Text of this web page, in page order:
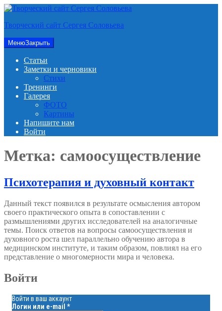
Перейти
содержимому
Творческий сайт Сергея Соловьева
МенюЗакрыть
Статьи
Заметки и черновики
Стихи
Тренинги
Галерея
ФОТО
Картины
Напишите нам
Войти
Метка: самоосуществление
Психотерапия и духовный контакт
Данный текст появился в результате осмысления автором
своего практического опыта в сопоставлении с
размышлениями других исследователей на аналогичные
темы. Поиск ответов на вопросы самоосуществления и
духовного роста шел параллельно обучению автора в
медицинском институте, и таким образом, повлиял на его
представление о многомерности мира и человека.
Войти
Войти в ваш аккаунт
Логин или e-mail *